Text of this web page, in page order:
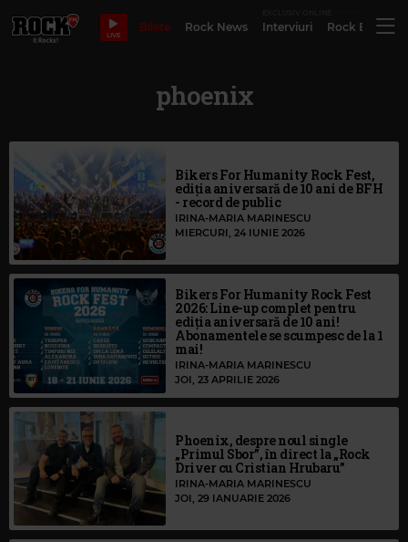
LIVE
Bilete Rock News Interviuri Rock
phoenix
Bikers For Humanity Rock Fest,
ediția aniversară de 10 ani de BFH
- record de public
IRINA-MARIA MARINESCU
MIERCURI, 24 IUNIE 2026
Bikers For Humanity Rock Fest
2026: Line-up complet pentru
ediția aniversară de 10 ani!
Abonamentele se scumpesc de la 1
mai!
IRINA-MARIA MARINESCU
JOI, 23 APRILIE 2026
Phoenix, despre noul single
„Primul Sbor”, în direct la „Rock
Driver cu Cristian Hrubaru”
IRINA-MARIA MARINESCU
JOI, 29 IANUARIE 2026